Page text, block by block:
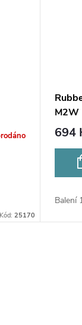
Kód:25170
M2W
694
Balení